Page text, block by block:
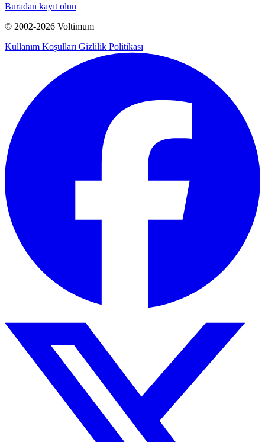
Buradan kayıt olun
© 2002-2026 Voltimum
Kullanım Koşulları Gizlilik Politikası